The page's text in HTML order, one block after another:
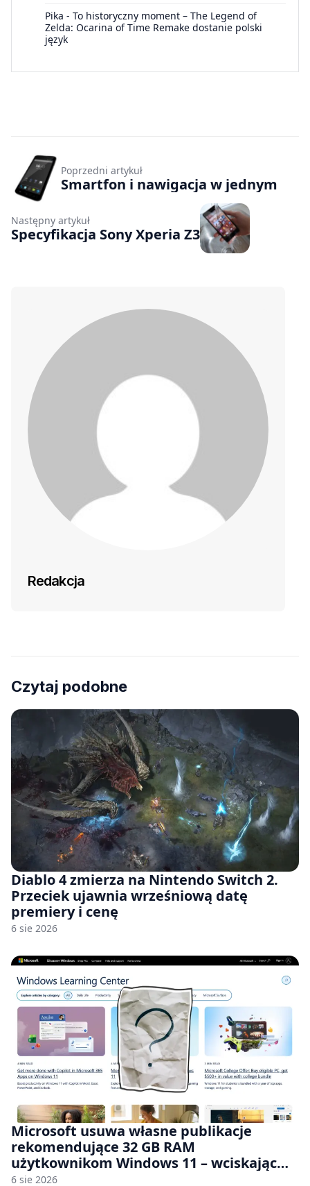
Pika - To historyczny moment – The Legend of
Zelda: Ocarina of Time Remake dostanie polski
język
Poprzedni artykuł
Smartfon i nawigacja w jednym
Następny artykuł
Specyfikacja Sony Xperia Z3
Redakcja
Czytaj podobne
Diablo 4 zmierza na Nintendo Switch 2.
Przeciek ujawnia wrześniową datę
premiery i cenę
6 sie 2026
Microsoft usuwa własne publikacje
rekomendujące 32 GB RAM
użytkownikom Windows 11 – wciskając
nam przy tym komputery z 8 GB RAM po
6 sie 2026